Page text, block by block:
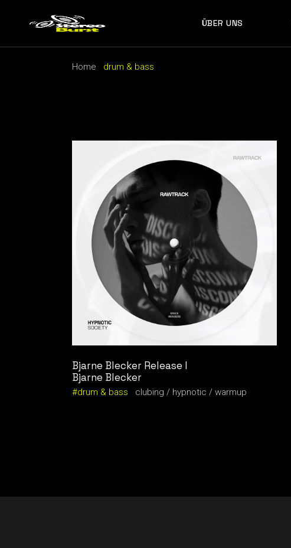
ÜBER UNS
Home drum & bass
Bjarne Blecker Release I
Bjarne Blecker
drum & bass
clubing hypnotic warmup